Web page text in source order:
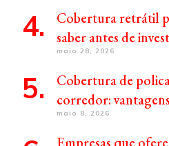
Cobertura retrátil
saber antes de
maio 28, 2026
Cobertura de
corredor:
maio 8, 2026